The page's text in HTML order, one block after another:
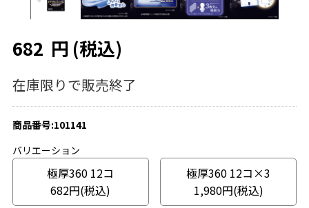
682 円 (税込)
在庫限りで販売終了
商品番号:101141
バリエーション
極厚360 12コ
682円(税込)
極厚360 12コ×3
1,980円(税込)